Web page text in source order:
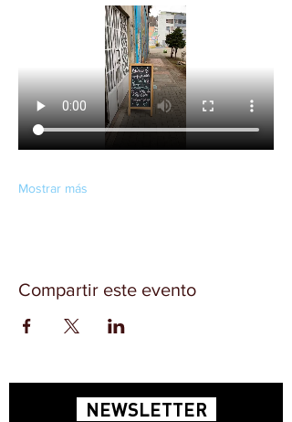
Mostrar más
Compartir este evento
NEWSLETTER